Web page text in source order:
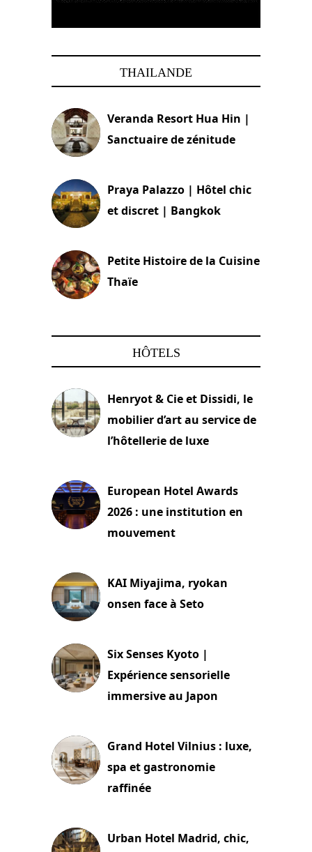
THAILANDE
Veranda Resort Hua Hin |
Sanctuaire de zénitude
Praya Palazzo | Hôtel chic
et discret | Bangkok
Petite Histoire de la Cuisine
Thaïe
HÔTELS
Henryot & Cie et Dissidi, le
mobilier d’art au service de
l’hôtellerie de luxe
European Hotel Awards
2026 : une institution en
mouvement
KAI Miyajima, ryokan
onsen face à Seto
Six Senses Kyoto |
Expérience sensorielle
immersive au Japon
Grand Hotel Vilnius : luxe,
spa et gastronomie
raffinée
Urban Hotel Madrid, chic,